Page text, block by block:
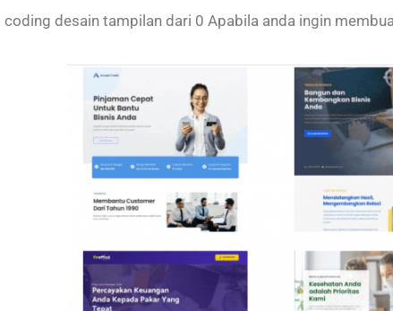
coding desain tampilan dari 0 Apabila anda ingin